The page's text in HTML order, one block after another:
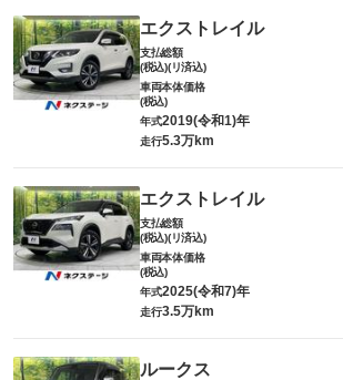
エクストレイル
支払総額
(税込)(リ済込)
車両本体価格
(税込)
年式2019(令和1)年
走行5.3万km
エクストレイル
支払総額
(税込)(リ済込)
車両本体価格
(税込)
年式2025(令和7)年
走行3.5万km
ルークス